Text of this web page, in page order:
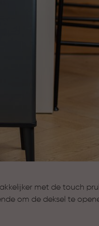
met de touch
om de deksel te
of andere plekken